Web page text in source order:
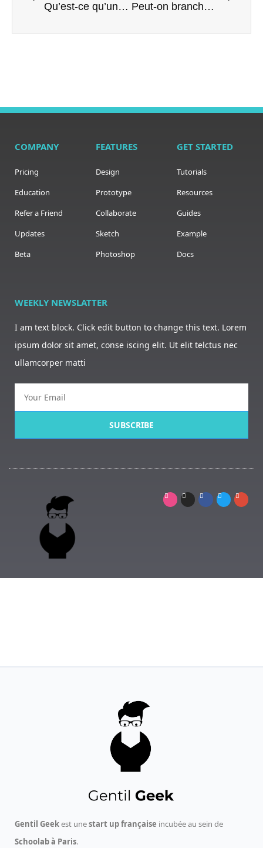
Qu’est-ce qu’une télévision 4K ? Peut-on brancher une télévision sans prise antenne extérieure ?
COMPANY
Pricing
Education
Refer a Friend
Updates
Beta
FEATURES
Design
Prototype
Collaborate
Sketch
Photoshop
GET STARTED
Tutorials
Resources
Guides
Example
Docs
WEEKLY NEWSLATTER
I am text block. Click edit button to change this text. Lorem
ipsum dolor sit amet, conse iscing elit. Ut elit telctus nec
ullamcorper matti
SUBSCRIBE
Gentil Geekest unestart up française incubée au sein de
Schoolab à Paris.